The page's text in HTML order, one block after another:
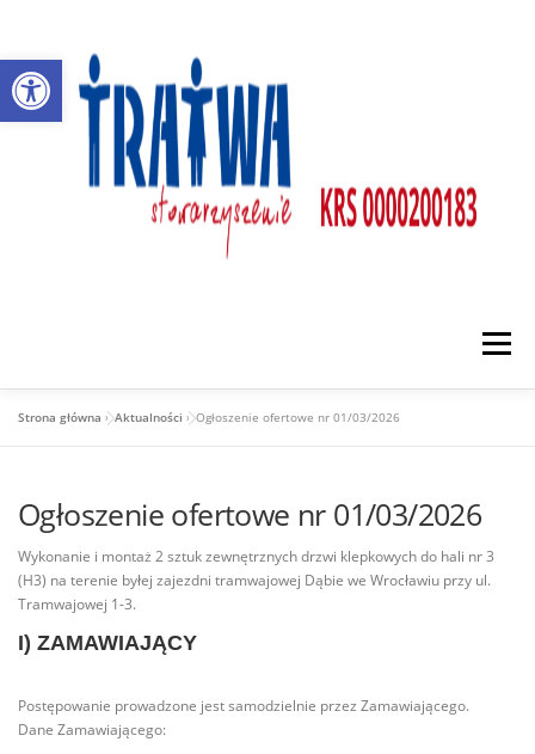
Otwórz pasek narzędzi
treści
Menu
AKTUALNOŚCI KONTAKT
Strona główna »Aktualności »Ogłoszenie ofertowe nr 01/03/2026
Ogłoszenie ofertowe nr 01/03/2026
Wykonanie i montaż 2 sztuk zewnętrznych drzwi klepkowych do hali nr 3
(H3) na terenie byłej zajezdni tramwajowej Dąbie we Wrocławiu przy ul.
Tramwajowej 1-3.
I) ZAMAWIAJĄCY
Postępowanie prowadzone jest samodzielnie przez Zamawiającego.
Dane Zamawiającego: